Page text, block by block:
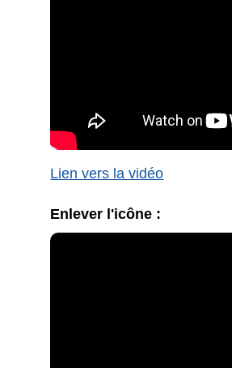
Lien vers la vidéo
Enlever l'icône :